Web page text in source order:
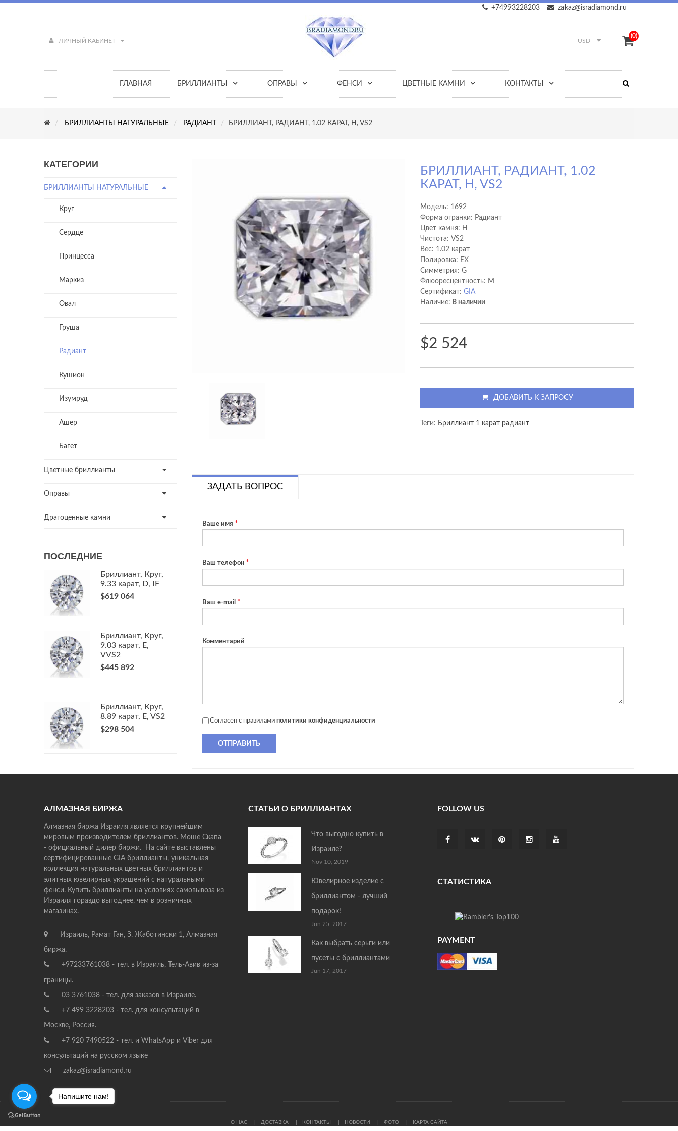
zakaz@isradiamond.ru
+74993228203
ЛИЧНЫЙ КАБИНЕТ USD
(0)
ГЛАВНАЯ БРИЛЛИАНТЫ ОПРАВЫ ФЕНСИ ЦВЕТНЫЕ КАМНИ КОНТАКТЫ
БРИЛЛИАНТЫ НАТУРАЛЬНЫЕ РАДИАНТ БРИЛЛИАНТ, РАДИАНТ, 1.02 КАРАТ, H, VS2
КАТЕГОРИИ
БРИЛЛИАНТЫ НАТУРАЛЬНЫЕ
Круг
Сердце
Принцесса
Маркиз
Овал
Груша
Радиант
Кушион
Изумруд
Ашер
Багет
Цветные бриллианты
Оправы
Драгоценные камни
ПОСЛЕДНИЕ
Бриллиант, Круг,
9.33 карат, D, IF
$619 064
Бриллиант, Круг,
9.03 карат, E,
VVS2
$445 892
Бриллиант, Круг,
8.89 карат, E, VS2
$298 504
БРИЛЛИАНТ, РАДИАНТ, 1.02
КАРАТ, H, VS2
Модель: 1692
Форма огранки: Радиант
Цвет камня: H
Чистота: VS2
Вес: 1.02 карат
Полировка: EX
Cимметрия: G
Флюоресцентность: M
Сертификат:GIA
Наличие: В наличии
$2 524
ДОБАВИТЬ К ЗАПРОСУ
Теги: Бриллиант 1 карат радиант
ЗАДАТЬ ВОПРОС
Ваше имя
Ваш телефон
Ваш e-mail
Комментарий
Согласен с правилами политики конфиденциальности
ОТПРАВИТЬ
АЛМАЗНАЯ БИРЖА
Алмазная биржа Израиля является крупнейшим
мировым производителем бриллиантов. Моше Скапа
- официальный дилер биржи. На сайте выставлены
сертифицированные GIA бриллианты, уникальная
коллекция натуральных цветных бриллиантов и
элитных ювелирных украшений с натуральными
фенси. Купить бриллианты на условиях самовывоза из
Израиля гораздо выгоднее, чем в розничных
магазинах.
Израиль, Рамат Ган, З. Жаботински 1, Алмазная
биржа.
+97233761038 - тел. в Израиль, Тель-Авив из-за
границы.
03 3761038 - тел. для заказов в Израиле.
+7 499 3228203 - тел. для консультаций в
Москве, Россия.
+7 920 7490522 - тел. и WhatsApp и Viber для
консультаций на русском языке
zakaz@isradiamond.ru
СТАТЬИ О БРИЛЛИАНТАХ
Что выгодно купить в
Израиле?
Nov 10, 2019
Ювелирное изделие с
бриллиантом - лучший
подарок!
Jun 25, 2017
Как выбрать серьги или
пусеты с бриллиантами
Jun 17, 2017
FOLLOW US
СТАТИСТИКА
PAYMENT
О НАС ДОСТАВКА КОНТАКТЫ НОВОСТИ ФОТО КАРТА САЙТА
Напишите нам!